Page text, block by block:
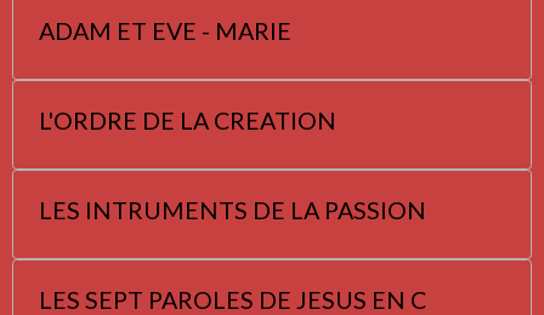
ADAM ET EVE - MARIE
L'ORDRE DE LA CREATION
LES INTRUMENTS DE LA PASSION
LES SEPT PAROLES DE JESUS EN C